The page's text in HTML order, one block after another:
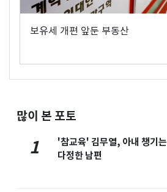
보유세 개편 앞둔 부동산
많이 본 포토
1
'참교육' 김무열, 아내 챙기는
다정한 남편